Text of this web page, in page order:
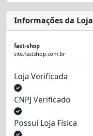
Informações da Loja
fast-shop
site.fastshop.com.br
Loja Verificada
CNPJ Verificado
Possuí Loja Física